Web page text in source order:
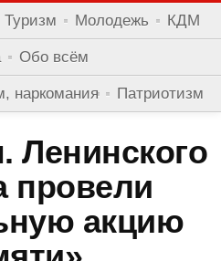
Туризм Молодежь КДМ
Обо всём
наркомания Патриотизм
Ленинского
провели
акцию